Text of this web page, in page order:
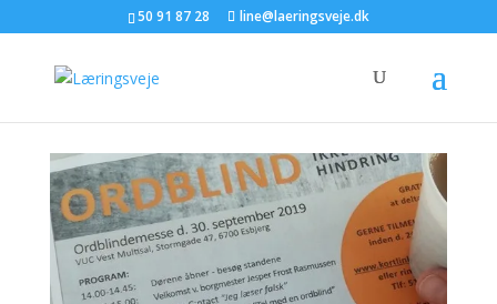
50 91 87 28 line@laeringsveje.dk